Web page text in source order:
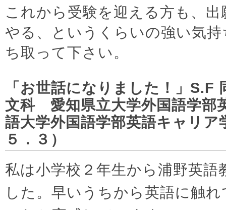
これから受験を迎える方も、
やる、というくらいの強い気
ち取って下さい。
「お世話になりました！」S.F
文科 愛知県立大学外国語学部
語大学外国語学部英語キャリア
５．３）
私は小学校２年生から浦野英語
した。早いうちから英語に触